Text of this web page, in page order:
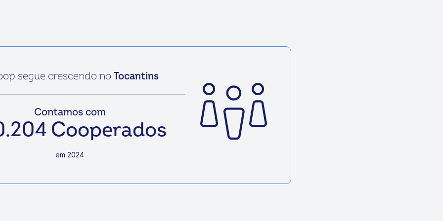
noTocantins
com
2.244 Empregos